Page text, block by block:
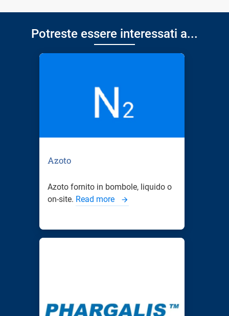
Potreste essere interessati a...
Azoto
Azoto fornito in bombole, liquido o
on-site. Read more